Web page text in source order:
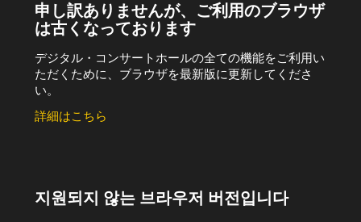
申し訳ありませんが、ご利用のブラウザ
は古くなっております
デジタル・コンサートホールの全ての機能をご利用い
ただくために、ブラウザを最新版に更新してくださ
い。
詳細はこちら
지원되지 않는 브라우저 버전입니다